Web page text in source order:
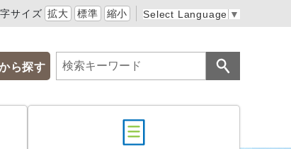
サイズ 拡大 標準 縮小 Select Language ▼
ら探す